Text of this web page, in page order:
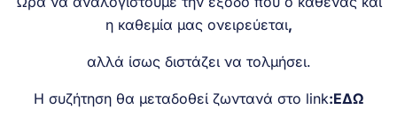
η καθεμία μας ονειρεύεται,
αλλά ίσως διστάζει να τολμήσει.
Η συζήτηση θα μεταδοθεί ζωντανά στο link:ΕΔΩ